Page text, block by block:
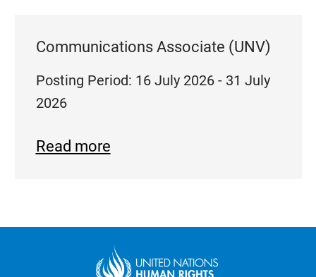
Communications Associate (UNV)
Posting Period: 16 July 2026 - 31 July
2026
Read more